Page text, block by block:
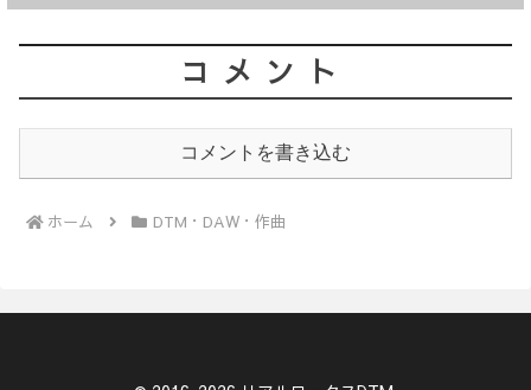
コメント
コメントを書き込む
ホーム DTM・DAW・作曲